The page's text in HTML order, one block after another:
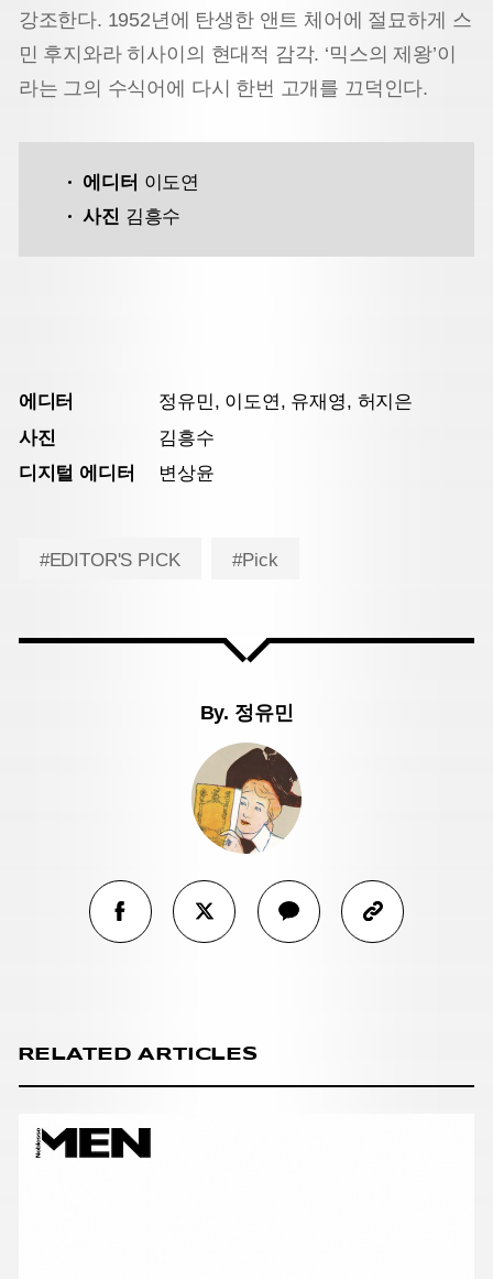
강조한다. 1952년에 탄생한 앤트 체어에 절묘하게 스
민 후지와라 히사이의 현대적 감각. ‘믹스의 제왕’이
라는 그의 수식어에 다시 한번 고개를 끄덕인다.
에디터 이도연
사진 김흥수
에디터
정유민, 이도연, 유재영, 허지은
사진
김흥수
디지털 에디터
변상윤
#EDITOR'S PICK #Pick
By. 정유민
RELATED ARTICLES